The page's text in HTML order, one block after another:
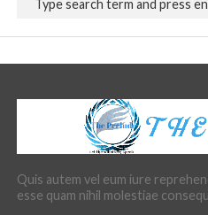
Quis autem vel eum iure
esse quam nihil molestiae